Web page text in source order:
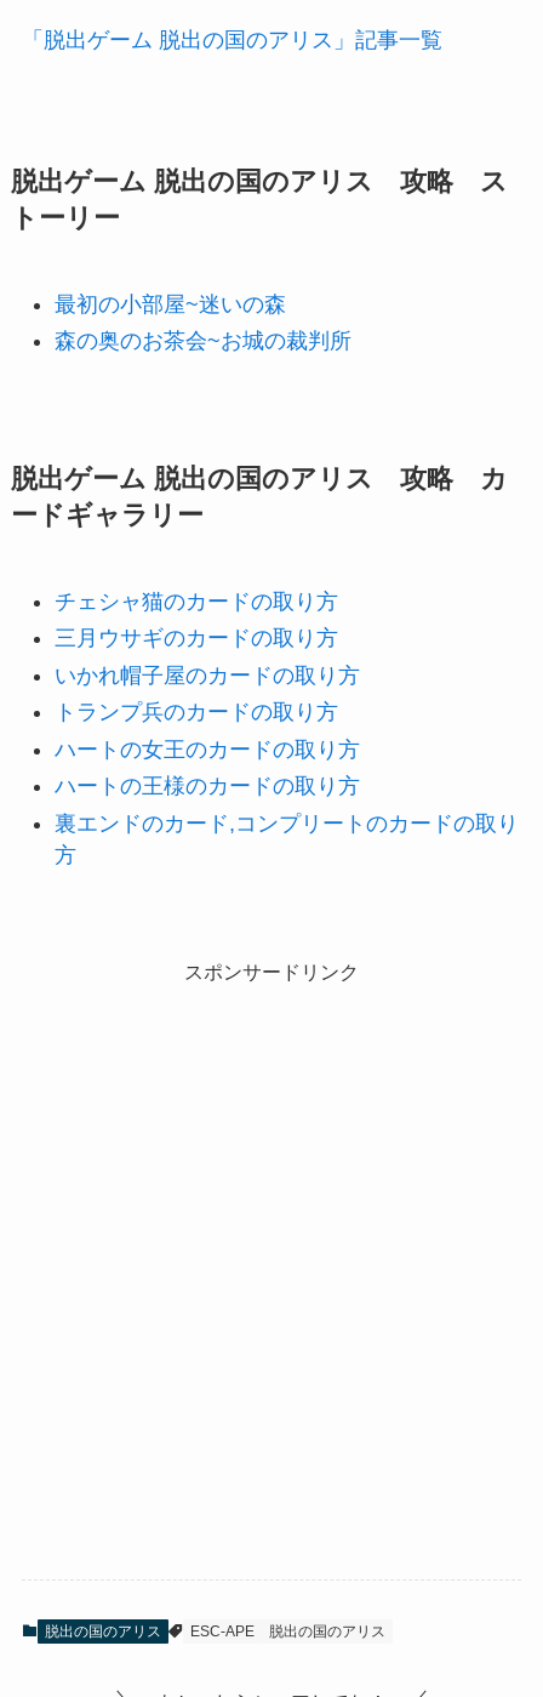
「脱出ゲーム 脱出の国のアリス」記事一覧
脱出ゲーム 脱出の国のアリス 攻略 ス
トーリー
最初の小部屋~迷いの森
森の奥のお茶会~お城の裁判所
脱出ゲーム 脱出の国のアリス 攻略 カ
ードギャラリー
チェシャ猫のカードの取り方
三月ウサギのカードの取り方
いかれ帽子屋のカードの取り方
トランプ兵のカードの取り方
ハートの女王のカードの取り方
ハートの王様のカードの取り方
裏エンドのカード,コンプリートのカードの取り
方
スポンサードリンク
脱出の国のアリス ESC-APE 脱出の国のアリス